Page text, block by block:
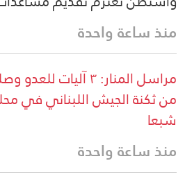
منذ ساعة واحدة
مراسل المنار: ٣
من ثكنة الجيش اللبناني في
شبعا
منذ ساعة واحدة